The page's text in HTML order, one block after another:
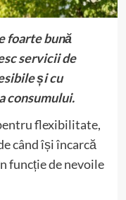
foarte bună
servicii de
și cu
consumului.
flexibilitate,
când își încarcă
funcție de nevoile